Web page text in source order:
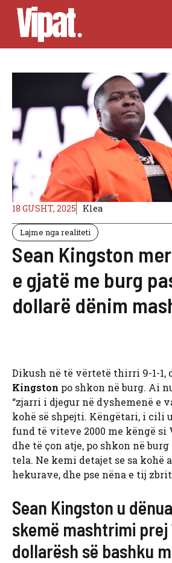
Skip
content
18 GUSHT, 2025 Klea
Lajme nga realiteti
Sean Kingston
e gjatë me burg
dollarë dënim
Dikush në të vërtetë thirri 9-1-1,
Kingston po shkon në burg. Ai
“zjarri i djegur në dyshemenë e
kohë së shpejti. Këngëtari, i cili
fund të viteve 2000 me këngë si
dhe të çon atje, po shkon në
tela. Ne kemi detajet se sa kohë
hekurave, dhe pse nëna e tij
Sean Kingston u
skemë mashtrimi prej
dollarësh së bashku